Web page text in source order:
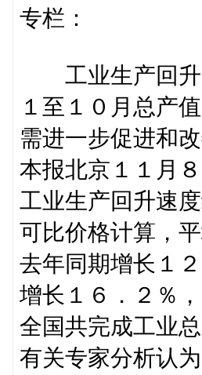
专栏：
工业生产回升
１至１０月总产
需进一步促进和
本报北京１１月
工业生产回升速
可比价格计算，
去年同期增长１
增长１６．２％
全国共完成工业
有关专家分析认